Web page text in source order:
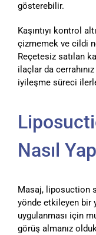
gösterebilir.
Kaşıntıyı kontrol
çizmemek ve cildi
Reçetesiz satılan
ilaçlar da
iyileşme süreci
Nasıl
Masaj, liposuction
yönde etkileyen bir
uygulanması için
görüş almanız